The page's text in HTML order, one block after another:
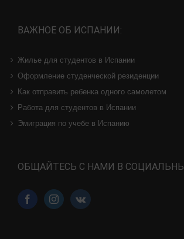
ВАЖНОЕ ОБ ИСПАНИИ:
Жилье для студентов в Испании
Оформление студенческой резиденции
Как отправить ребенка одного самолетом
Работа для студентов в Испании
Эмиграция по учебе в Испанию
ОБЩАЙТЕСЬ С НАМИ В